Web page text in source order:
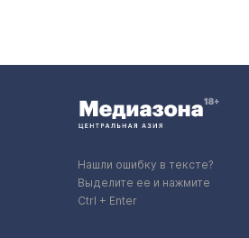
Нашли ошибку в тексте?
Выделите ее и нажмите
Ctrl + Enter